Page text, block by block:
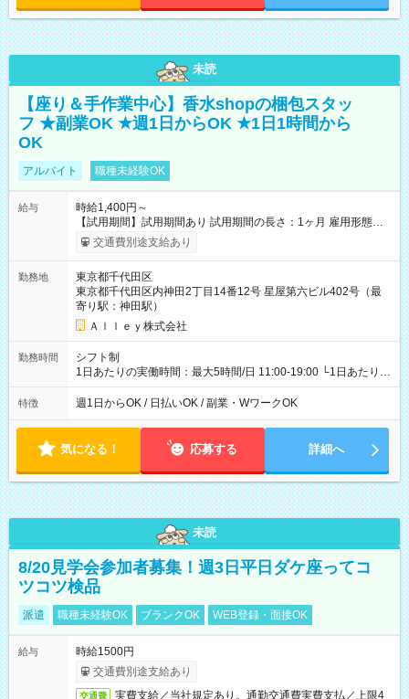
未読
【座り＆手作業中心】香水shopの梱包スタッ
フ ★副業OK ★週1日からOK ★1日1時間から
OK
アルバイト 職種未経験OK
給与
時給1,400円～
【試用期間】試用期間あり 試用期間の長さ：1ヶ月 雇用形態、
給与は本採用時と同じです。
交通費別途支給あり
勤務地
東京都千代田区
東京都千代田区内神田2丁目14番12号 星屋第六ビル402号（最
寄り駅：神田駅）
Ａｌｌｅｙ株式会社
勤務時間
シフト制
1日あたりの実働時間：最大5時間/日 11:00-19:00 └1日あたりの
実働時間：1-5時間 └上記の時間帯内であれば、いつでも勤務可
能！ └平日・土曜日の中で、お好きな曜日でご勤務いただけま
18:00 などのように、自由な働き方が可能なお仕事です！
特徴 週1日からOK / 日払いOK / 副業・WワークOK
気になる！ 応募する 詳細へ
未読
8/20見学会参加者募集！週3日平日ダケ座ってコ
ツコツ検品
派遣 職種未経験OK ブランクOK WEB登録・面接OK
給与
時給1500円
交通費別途支給あり
交通費
実費支給／当社規定あり。通勤交通費実費支払／上限4